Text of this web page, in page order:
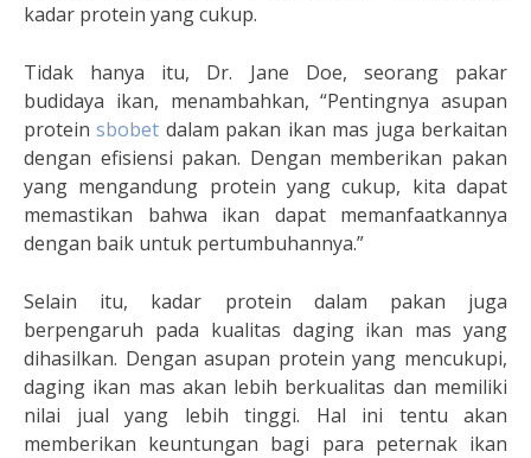
kadar protein yang cukup.
Tidak hanya itu, Dr. Jane Doe, seorang pakar
budidaya ikan, menambahkan, “Pentingnya asupan
proteinsbobet dalam pakan ikan mas juga berkaitan
dengan efisiensi pakan. Dengan memberikan pakan
yang mengandung protein yang cukup, kita dapat
memastikan bahwa ikan dapat memanfaatkannya
dengan baik untuk pertumbuhannya.”
Selain itu, kadar protein dalam pakan juga
berpengaruh pada kualitas daging ikan mas yang
dihasilkan. Dengan asupan protein yang mencukupi,
daging ikan mas akan lebih berkualitas dan memiliki
nilai jual yang lebih tinggi. Hal ini tentu akan
memberikan keuntungan bagi para peternak ikan